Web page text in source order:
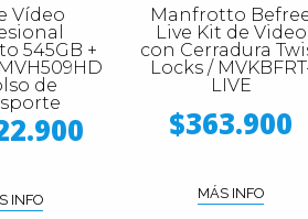
Vídeo
545GB +
de
INFO
Manfrotto
Live Kit de Video
con Cerradura
Locks /
LIVE
$363.900
MÁS INFO